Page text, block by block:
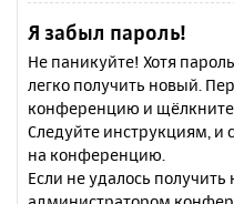
Я забыл пароль!
Не паникуйте! Хотя
легко получить новый.
конференцию и щёлкните
Следуйте инструкциям, и
на конференцию.
Если не удалось